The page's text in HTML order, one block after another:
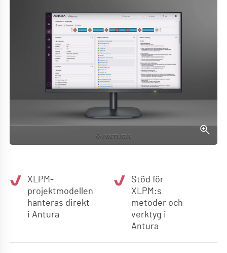
XLPM-
projektmodellen
hanteras direkt
i Antura
Stöd för
XLPM:s
metoder och
verktyg i
Antura